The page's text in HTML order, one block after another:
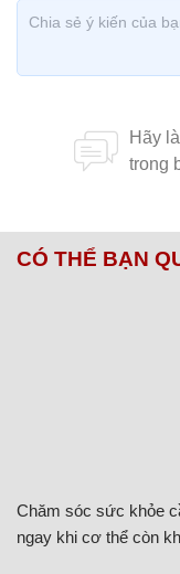
CÓ THỂ BẠN
Chăm sóc sức khỏe
ngay khi cơ thể còn